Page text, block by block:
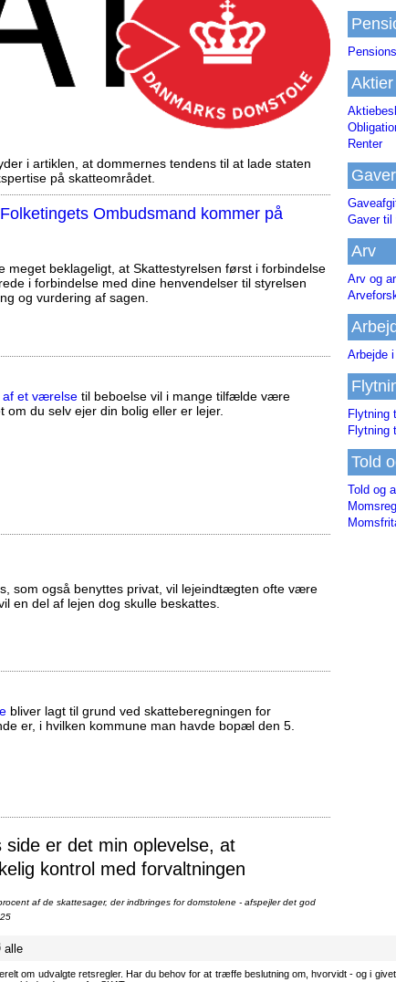
i artiklen, at dommernes tendens til at lade staten
på skatteområdet.
Ombudsmand kommer på
meget beklageligt, at Skattestyrelsen først i forbindelse
i forbindelse med dine henvendelser til styrelsen
og vurdering af sagen.
af et værelse til beboelse vil i mange tilfælde være
du selv ejer din bolig eller er lejer.
som også benyttes privat, vil lejeindtægten ofte være
en del af lejen dog skulle beskattes.
bliver lagt til grund ved skatteberegningen for
er, i hvilken kommune man havde bopæl den 5.
er det min oplevelse, at
kontrol med forvaltningen
af de skattesager, der indbringes for domstolene - afspejler det god
Renter
Gaver
Gaver til
Arv
Arv og
Arbejde
Flytning
Flytning
Told
Told og
alle
om udvalgte retsregler. Har du behov for at træffe beslutning om, hvorvidt - og i